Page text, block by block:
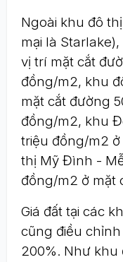
Ngoài khu đô
mại là
vị trí mặt cắt
đồng/m2, khu
mặt cắt đường
đồng/m2, khu
triệu đồng/m2
thị Mỹ Đình -
đồng/m2 ở mặt
Giá đất tại các
cũng điều
200%. Như khu